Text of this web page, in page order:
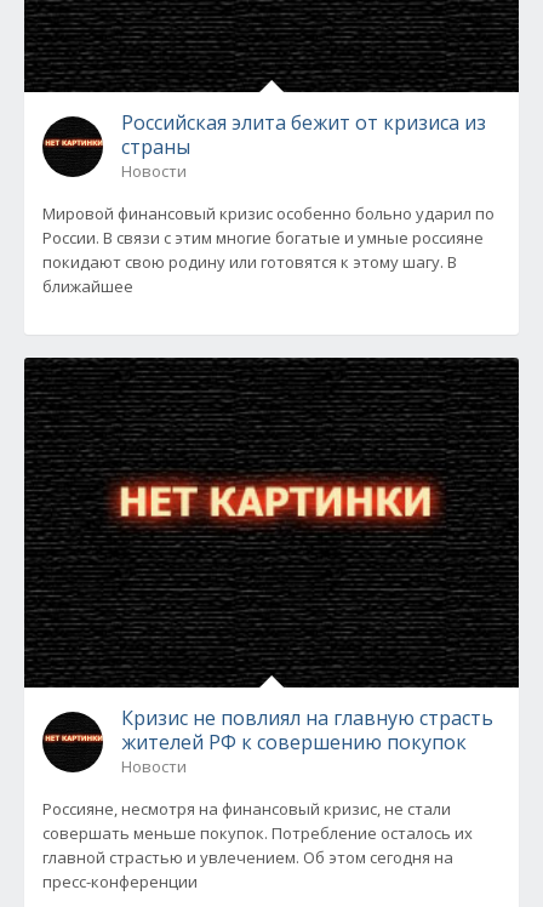
Российская элита бежит от кризиса из
страны
Новости
Мировой финансовый кризис особенно больно ударил по
России. В связи с этим многие богатые и умные россияне
покидают свою родину или готовятся к этому шагу. В
ближайшее
Кризис не повлиял на главную страсть
жителей РФ к совершению покупок
Новости
Россияне, несмотря на финансовый кризис, не стали
совершать меньше покупок. Потребление осталось их
главной страстью и увлечением. Об этом сегодня на
пресс-конференции